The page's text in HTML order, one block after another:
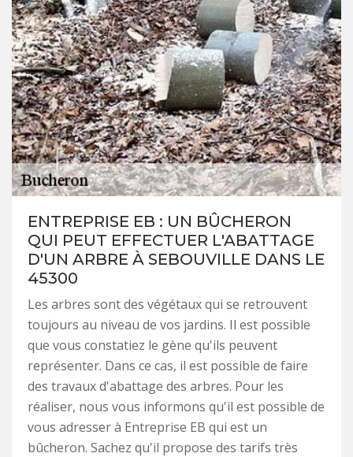
ENTREPRISE EB : UN BÛCHERON
QUI PEUT EFFECTUER L'ABATTAGE
D'UN ARBRE À SEBOUVILLE DANS LE
45300
Les arbres sont des végétaux qui se retrouvent
toujours au niveau de vos jardins. Il est possible
que vous constatiez le gène qu'ils peuvent
représenter. Dans ce cas, il est possible de faire
des travaux d'abattage des arbres. Pour les
réaliser, nous vous informons qu'il est possible de
vous adresser à Entreprise EB qui est un
bûcheron. Sachez qu'il propose des tarifs très